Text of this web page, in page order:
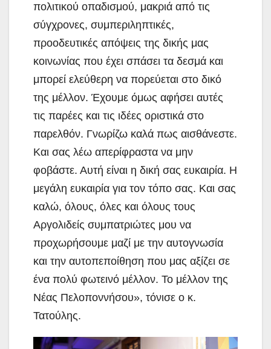
πολιτικού οπαδισμού, μακριά από τις
σύγχρονες, συμπεριληπτικές,
προοδευτικές απόψεις της δικής μας
κοινωνίας που έχει σπάσει τα δεσμά και
μπορεί ελεύθερη να πορεύεται στο δικό
της μέλλον. Έχουμε όμως αφήσει αυτές
τις παρέες και τις ιδέες οριστικά στο
παρελθόν. Γνωρίζω καλά πως αισθάνεστε.
Και σας λέω απερίφραστα να μην
φοβάστε. Αυτή είναι η δική σας ευκαιρία. Η
μεγάλη ευκαιρία για τον τόπο σας. Και σας
καλώ, όλους, όλες και όλους τους
Αργολιδείς συμπατριώτες μου να
προχωρήσουμε μαζί με την αυτογνωσία
και την αυτοπεποίθηση που μας αξίζει σε
ένα πολύ φωτεινό μέλλον. Το μέλλον της
Νέας Πελοποννήσου», τόνισε ο κ.
Τατούλης.